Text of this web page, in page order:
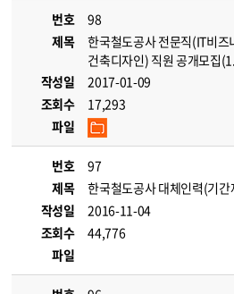
번호
98
제목
한국철도공사 전문직(IT비즈
건축디자인) 직원 공개모집
작성일
2017-01-09
조회수
17,293
파일
번호
97
제목
한국철도공사 대체인력(기
작성일
2016-11-04
조회수
44,776
파일